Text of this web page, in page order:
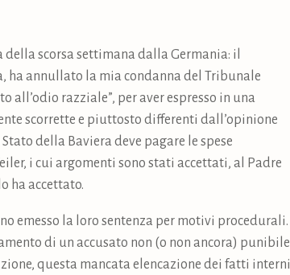
scorsa settimana dalla Germania: il
ha annullato la mia condanna del Tribunale
all’odio razziale”, per aver espresso in una
scorrette e piuttosto differenti dall’opinione
della Baviera deve pagare le spese
i cui argomenti sono stati accettati, al Padre
ha accettato.
emesso la loro sentenza per motivi procedurali.
di un accusato non (o non ancora) punibile
questa mancata elencazione dei fatti interni